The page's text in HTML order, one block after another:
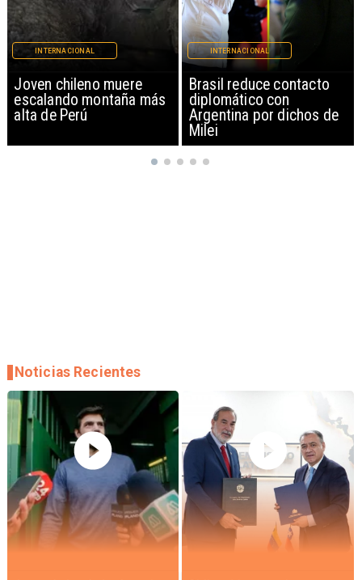
Brasil reduce contacto
diplomático con
Argentina por dichos de
INTERNACIONAL
China restringe
exportación de drones a
EEUU y sanciona
empresas
INTERNACIONAL
Noticias Recientes